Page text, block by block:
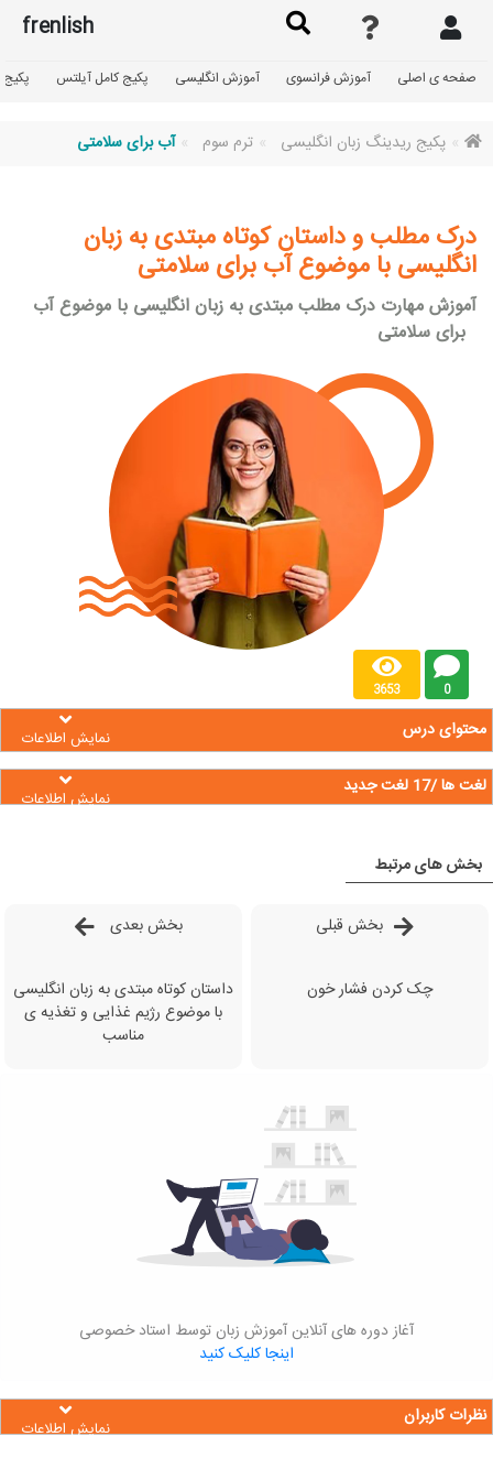
frenlish
صفحه ی اصلی آموزش فرانسوی آموزش انگلیسی پکیج کامل آیلتس پکیج
پکیج ریدینگ زبان انگلیسی ترم سوم آب برای سلامتی
درک مطلب و داستان کوتاه مبتدی به زبان
انگلیسی با موضوع آب برای سلامتی
آموزش مهارت درک مطلب مبتدی به زبان انگلیسی با موضوع آب
برای سلامتی
3653 0
محتوای درس نمایش اطلاعات
لغت ها /17 لغت جدید نمایش اطلاعات
بخش های مرتبط
بخش قبلی
چک کردن فشار خون
بخش بعدی
داستان کوتاه مبتدی به زبان انگلیسی
با موضوع رژیم غذایی و تغذیه ی
مناسب
آغاز دوره های آنلاین آموزش زبان توسط استاد خصوصی
اینجا کلیک کنید
نظرات کاربران نمایش اطلاعات